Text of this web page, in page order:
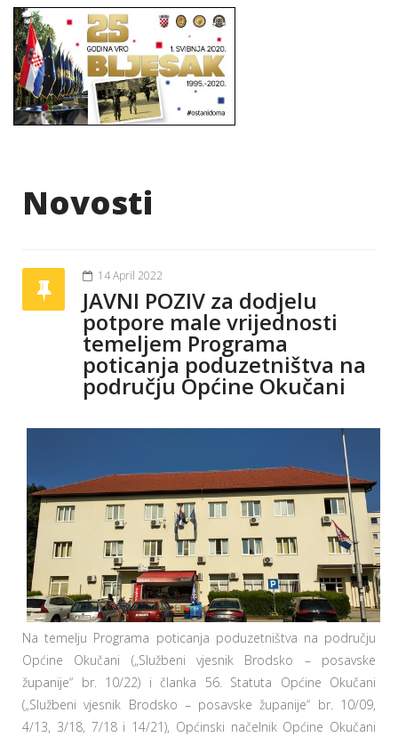
Novosti
14 April 2022
JAVNI POZIV za dodjelu
potpore male vrijednosti
temeljem Programa
poticanja poduzetništva na
području Općine Okučani
Na temelju Programa poticanja poduzetništva na području
Općine Okučani („Službeni vjesnik Brodsko – posavske
županije“ br. 10/22) i članka 56. Statuta Općine Okučani
(„Službeni vjesnik Brodsko – posavske županije“ br. 10/09,
4/13, 3/18, 7/18 i 14/21), Općinski načelnik Općine Okučani